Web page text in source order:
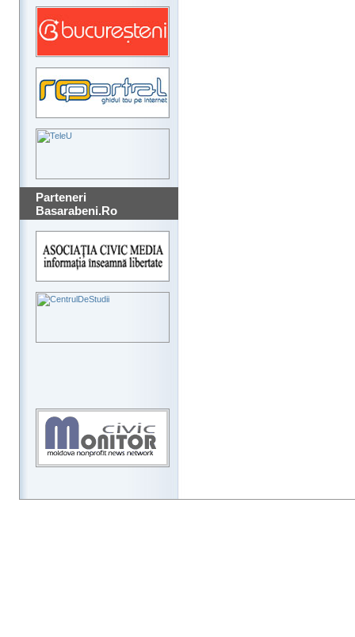
Parteneri
Basarabeni.Ro